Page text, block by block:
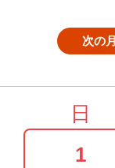
次の月
日
1